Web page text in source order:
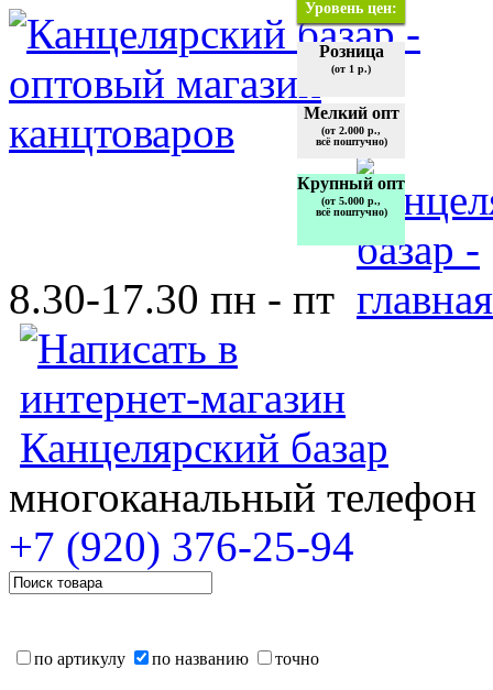
Уровень цен:
Розница
(от 1 р.)
Мелкий опт
(от 2.000 р.,
всё поштучно)
Крупный опт
(от 5.000 р.,
всё поштучно)
8.30-17.30 пн - пт
многоканальный телефон
+7 (920) 376-25-94
по артикулу по названию точно